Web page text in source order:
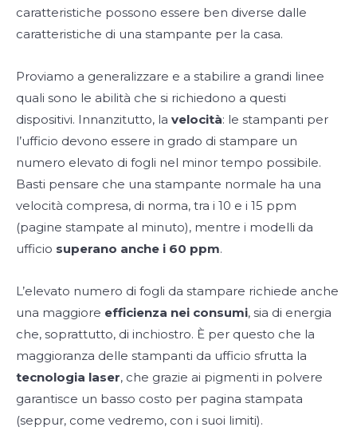
caratteristiche possono essere ben diverse dalle
caratteristiche di una stampante per la casa.
Proviamo a generalizzare e a stabilire a grandi linee
quali sono le abilità che si richiedono a questi
dispositivi. Innanzitutto, la velocità: le stampanti per
l’ufficio devono essere in grado di stampare un
numero elevato di fogli nel minor tempo possibile.
Basti pensare che una stampante normale ha una
velocità compresa, di norma, tra i 10 e i 15 ppm
(pagine stampate al minuto), mentre i modelli da
ufficio superano anche i 60 ppm.
L’elevato numero di fogli da stampare richiede anche
una maggiore efficienza nei consumi, sia di energia
che, soprattutto, di inchiostro. È per questo che la
maggioranza delle stampanti da ufficio sfrutta la
tecnologia laser, che grazie ai pigmenti in polvere
garantisce un basso costo per pagina stampata
(seppur, come vedremo, con i suoi limiti).